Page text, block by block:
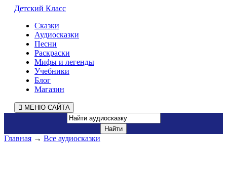
Детский Класс
Сказки
Аудиосказки
Песни
Раскраски
Мифы и легенды
Учебники
Блог
Магазин
МЕНЮ САЙТА
Главная → Все аудиосказки